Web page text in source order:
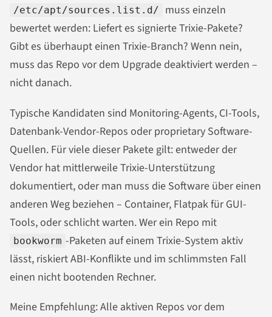
/etc/apt/sources.list.d/
muss einzeln
bewertet werden: Liefert es signierte Trixie-Pakete?
Gibt es überhaupt einen Trixie-Branch? Wenn nein,
muss das Repo vor dem Upgrade deaktiviert werden –
nicht danach.
Typische Kandidaten sind Monitoring-Agents, CI-Tools,
Datenbank-Vendor-Repos oder proprietary Software-
Quellen. Für viele dieser Pakete gilt: entweder der
Vendor hat mittlerweile Trixie-Unterstützung
dokumentiert, oder man muss die Software über einen
anderen Weg beziehen – Container, Flatpak für GUI-
Tools, oder schlicht warten. Wer ein Repo mit
bookworm -Paketen auf einem Trixie-System aktiv
lässt, riskiert ABI-Konflikte und im schlimmsten Fall
einen nicht bootenden Rechner.
Meine Empfehlung: Alle aktiven Repos vor dem